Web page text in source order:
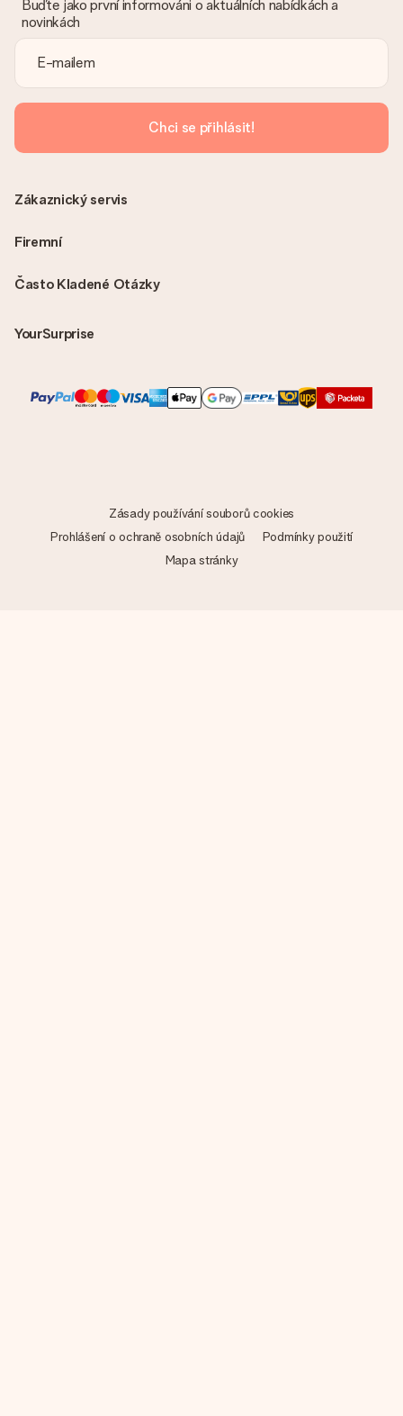
Je faktura odeslána spolu s objednávkou?
vždy v potvrzovacím e-mailu a vždy ji najdete ve svém účtu
MySurprise. To znamená, že můžete dar doručit přímo
příjemci, což je opravdovým překvapením!
Buďte jako první informováni o aktuálních nabídkách a
novinkách
Chci se přihlásit!
Často Kladené Otázky
YourSurprise
Zákaznický servis
Firemní
Zásady používání souborů cookies
Prohlášení o ochraně osobních údajů
Podmínky použití
Mapa stránky